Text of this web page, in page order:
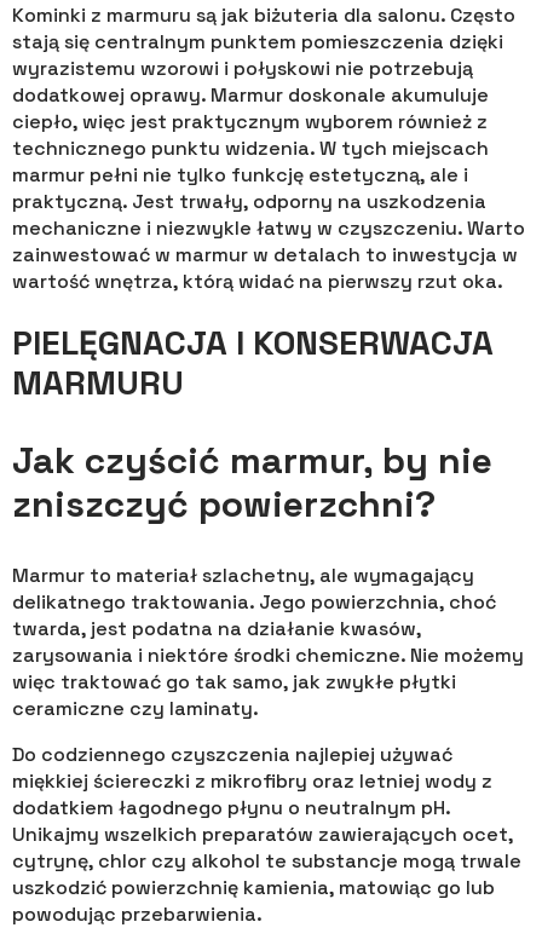
Kominki z marmuru są jak biżuteria dla salonu. Często
stają się centralnym punktem pomieszczenia dzięki
wyrazistemu wzorowi i połyskowi nie potrzebują
dodatkowej oprawy. Marmur doskonale akumuluje
ciepło, więc jest praktycznym wyborem również z
technicznego punktu widzenia. W tych miejscach
marmur pełni nie tylko funkcję estetyczną, ale i
praktyczną. Jest trwały, odporny na uszkodzenia
mechaniczne i niezwykle łatwy w czyszczeniu. Warto
zainwestować w marmur w detalach to inwestycja w
wartość wnętrza, którą widać na pierwszy rzut oka.
PIELĘGNACJA I KONSERWACJA
MARMURU
Jak czyścić marmur, by nie
zniszczyć powierzchni?
Marmur to materiał szlachetny, ale wymagający
delikatnego traktowania. Jego powierzchnia, choć
twarda, jest podatna na działanie kwasów,
zarysowania i niektóre środki chemiczne. Nie możemy
więc traktować go tak samo, jak zwykłe płytki
ceramiczne czy laminaty.
Do codziennego czyszczenia najlepiej używać
miękkiej ściereczki z mikrofibry oraz letniej wody z
dodatkiem łagodnego płynu o neutralnym pH.
Unikajmy wszelkich preparatów zawierających ocet,
cytrynę, chlor czy alkohol te substancje mogą trwale
uszkodzić powierzchnię kamienia, matowiąc go lub
powodując przebarwienia.